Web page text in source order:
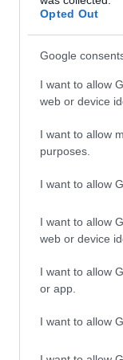
Opted Out
Google
I want to allow
web or device
I want to allow
purposes.
I want to allow
I want to allow
web or device
I want to allow
or app.
I want to allow
csak respektálták
volt egy pillanatra
része még a
| Johnny Joker|Szólj